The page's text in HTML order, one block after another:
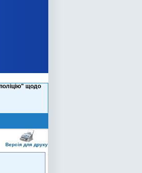
щодо
Версія для друку